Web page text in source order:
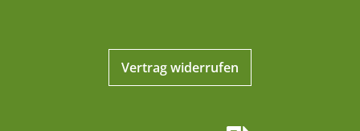
Vertrag widerrufen